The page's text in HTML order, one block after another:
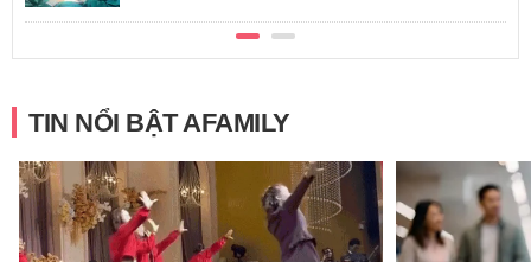
TIN NỔI BẬT AFAMILY